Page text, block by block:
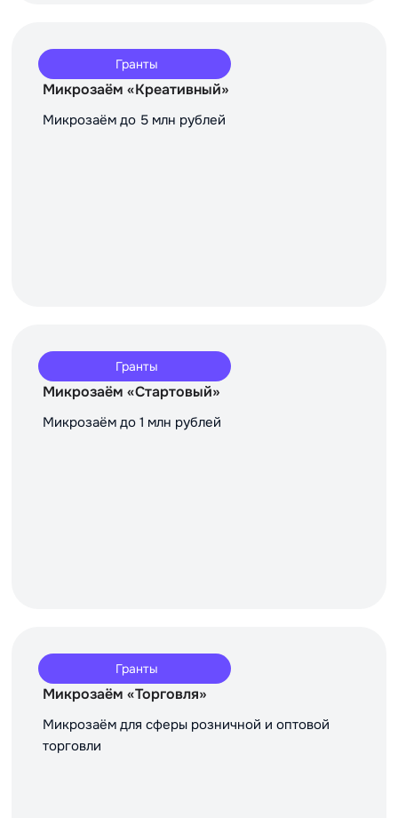
Гранты
Микрозаём «Креативный»
Микрозаём до 5 млн рублей
Гранты
Микрозаём «Стартовый»
Микрозаём до 1 млн рублей
Гранты
Микрозаём «Торговля»
Микрозаём для сферы розничной и оптовой
торговли